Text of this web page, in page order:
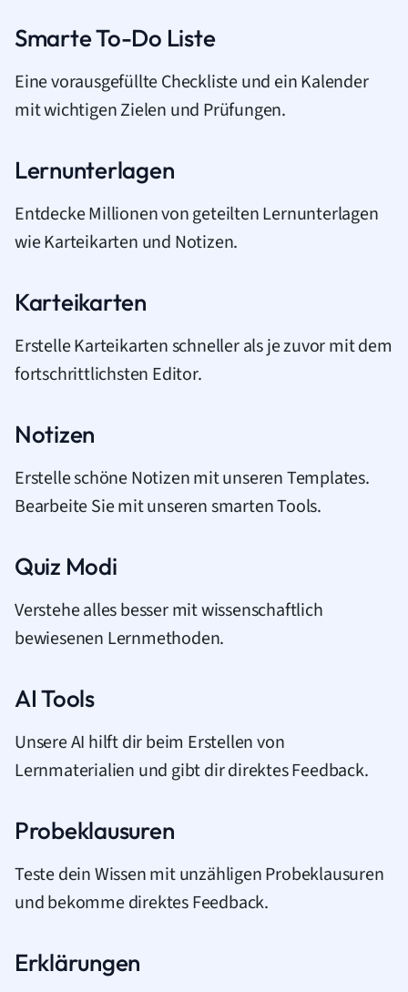
Smarte To-Do Liste
Eine vorausgefüllte Checkliste und ein Kalender
mit wichtigen Zielen und Prüfungen.
Lernunterlagen
Entdecke Millionen von geteilten Lernunterlagen
wie Karteikarten und Notizen.
Karteikarten
Erstelle Karteikarten schneller als je zuvor mit dem
fortschrittlichsten Editor.
Notizen
Erstelle schöne Notizen mit unseren Templates.
Bearbeite Sie mit unseren smarten Tools.
Quiz Modi
Verstehe alles besser mit wissenschaftlich
bewiesenen Lernmethoden.
AI Tools
Unsere AI hilft dir beim Erstellen von
Lernmaterialien und gibt dir direktes Feedback.
Probeklausuren
Teste dein Wissen mit unzähligen Probeklausuren
und bekomme direktes Feedback.
Erklärungen